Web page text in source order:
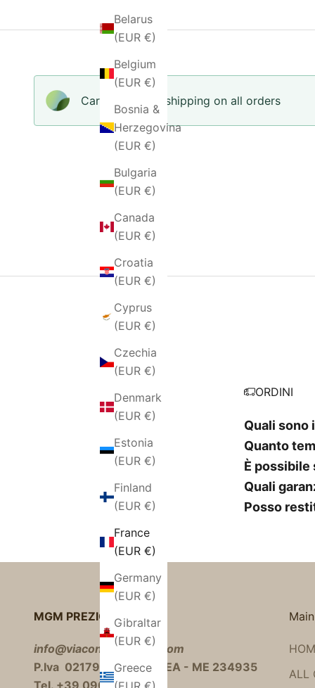
Belarus
(EUR €)
Belgium
(EUR €)
Bosnia &
Herzegovina
(EUR €)
Bulgaria
(EUR €)
Canada
(EUR €)
Croatia
(EUR €)
Cyprus
(EUR €)
Czechia
(EUR €)
Denmark
(EUR €)
Estonia
(EUR €)
Finland
(EUR €)
France
(EUR €)
Germany
(EUR €)
Gibraltar
(EUR €)
Greece
Carbon-neutral shipping on all orders
ORDINI
Quali sono
Quanto
È
Quali
Posso
MGM PREZIOSI S.R.L.
info@viacondottistore.com
P.Iva 02179960063 - REA - ME 234935
ALL